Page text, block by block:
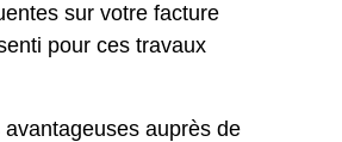
sur votre facture
pour ces travaux
auprès de